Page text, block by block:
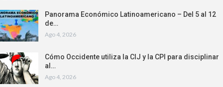
Panorama Económico Latinoamericano – Del 5 al 12
de…
Ago 4, 2026
Cómo Occidente utiliza la CIJ y la CPI para disciplinar
al…
Ago 4, 2026